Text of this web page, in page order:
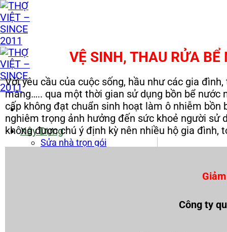
Skip
to
content
Xây Dựng
Sửa nhà trọn gói
VỆ SINH, THAU RỬA
Với yêu cầu của cuộc sống, hầu như các gia
măng….. qua một thời gian sử dụng bồn bể nước
cấp không đạt chuẩn sinh hoạt làm ô nhiễm bồn
nghiêm trọng ảnh hưởng đến sức khoẻ người sử
không được chú ý định kỳ nên nhiều hộ gia đình,
Công ty